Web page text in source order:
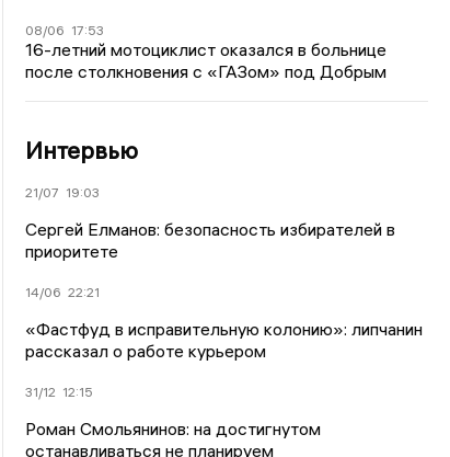
08/06 17:53
16-летний мотоциклист оказался в больнице
после столкновения с «ГАЗом» под Добрым
Интервью
21/07 19:03
Сергей Елманов: безопасность избирателей в
приоритете
14/06 22:21
«Фастфуд в исправительную колонию»: липчанин
рассказал о работе курьером
31/12 12:15
Роман Смольянинов: на достигнутом
останавливаться не планируем